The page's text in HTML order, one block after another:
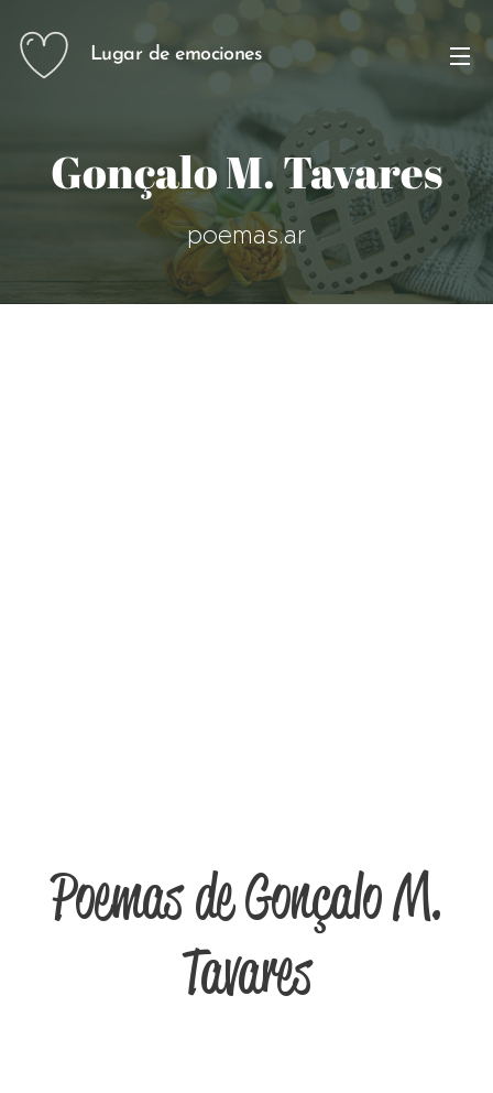
Lugar de emociones
Gonçalo M. Tavares
poemas.ar
Poemas de Gonçalo M.
Tavares